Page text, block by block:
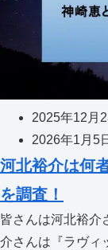
2025年12月
2026年1月5
河北裕介は何
を調査！
皆さんは河北裕介
介さんは『ラヴィ